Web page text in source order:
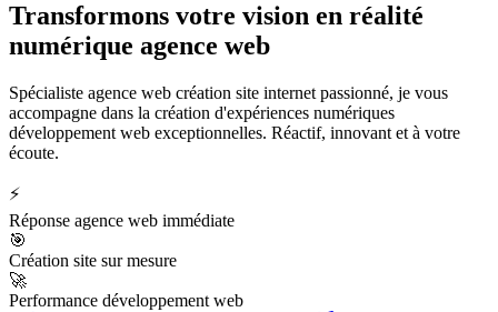
Transformons votre vision en réalité
numérique agence web
Spécialiste agence web création site internet passionné, je vous
accompagne dans la création d'expériences numériques
développement web exceptionnelles. Réactif, innovant et à votre
écoute.
⚡
Réponse agence web immédiate
🎯
Création site sur mesure
🚀
Performance développement web